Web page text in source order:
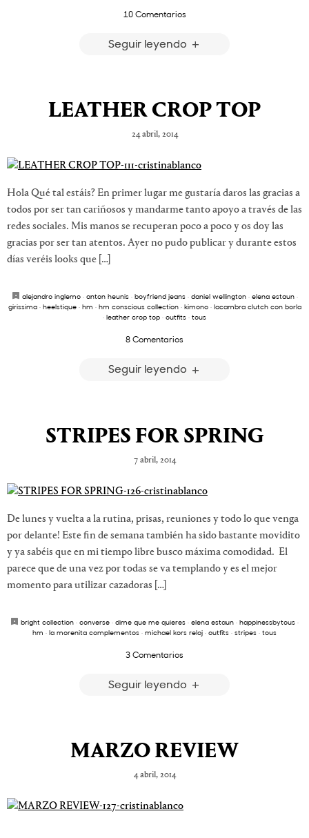
10 Comentarios
Seguir leyendo
LEATHER CROP TOP
24 abril, 2014
Hola Qué tal estáis? En primer lugar me gustaría daros las gracias a
todos por ser tan cariñosos y mandarme tanto apoyo a través de las
redes sociales. Mis manos se recuperan poco a poco y os doy las
gracias por ser tan atentos. Ayer no pudo publicar y durante estos
días veréis looks que […]
alejandro inglemo· anton heunis· boyfriend jeans· daniel wellington· elena estaun·
girissima· heelstique· hm · hm conscious collection· kimono· lacambra clutch con borla
· leather crop top · outfits · tous
8 Comentarios
Seguir leyendo
STRIPES FOR SPRING
7 abril, 2014
De lunes y vuelta a la rutina, prisas, reuniones y todo lo que venga
por delante! Este fin de semana también ha sido bastante movidito
y ya sabéis que en mi tiempo libre busco máxima comodidad. El
parece que de una vez por todas se va templando y es el mejor
momento para utilizar cazadoras […]
bright collection · converse · dime que me quieres · elena estaun · happinessbytous ·
hm · la morenita complementos · michael kors reloj · outfits · stripes · tous
3 Comentarios
Seguir leyendo
MARZO REVIEW
4 abril, 2014